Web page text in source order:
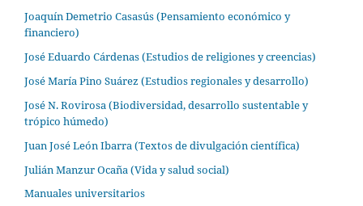
Joaquín Demetrio Casasús (Pensamiento económico y
financiero)
José Eduardo Cárdenas (Estudios de religiones y creencias)
José María Pino Suárez (Estudios regionales y desarrollo)
José N. Rovirosa (Biodiversidad, desarrollo sustentable y
trópico húmedo)
Juan José León Ibarra (Textos de divulgación científica)
Julián Manzur Ocaña (Vida y salud social)
Manuales universitarios